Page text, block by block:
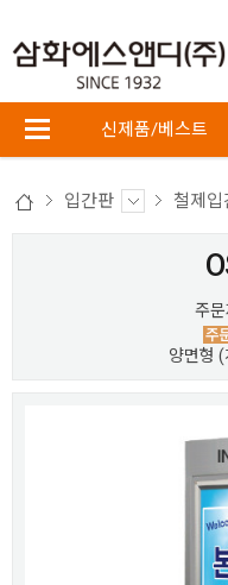
신제품/베스트
입간판 철제입
주
양면형